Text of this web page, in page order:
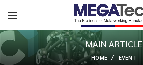
MAIN ARTICLE
HOME EVENT